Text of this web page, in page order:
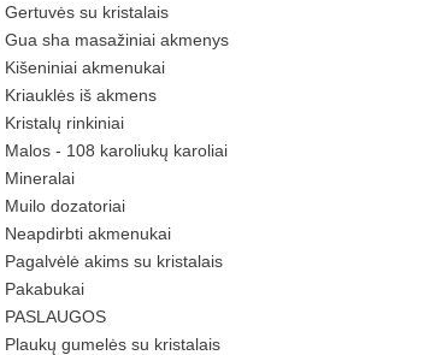
Gertuvės su kristalais
Gua sha masažiniai akmenys
Kišeniniai akmenukai
Kriauklės iš akmens
Kristalų rinkiniai
Malos - 108 karoliukų karoliai
Mineralai
Muilo dozatoriai
Neapdirbti akmenukai
Pagalvėlė akims su kristalais
Pakabukai
PASLAUGOS
Plaukų gumelės su kristalais